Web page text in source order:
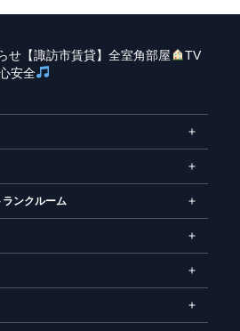
せ 【諏訪市賃貸】全室角部屋
TV
安全
ンクルーム